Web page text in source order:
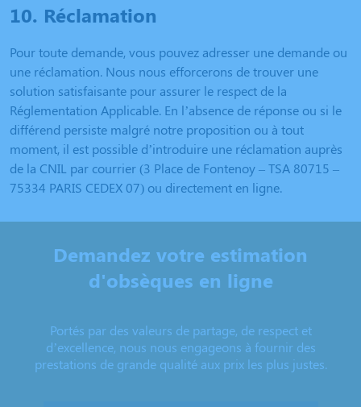
10. Réclamation
Pour toute demande, vous pouvez adresser une demande ou
une réclamation. Nous nous efforcerons de trouver une
solution satisfaisante pour assurer le respect de la
Réglementation Applicable. En l’absence de réponse ou si le
différend persiste malgré notre proposition ou à tout
moment, il est possible d’introduire une réclamation auprès
de la CNIL par courrier (3 Place de Fontenoy – TSA 80715 –
75334 PARIS CEDEX 07) ou directement en ligne.
Demandez votre estimation
d'obsèques en ligne
Portés par des valeurs de partage, de respect et
d’excellence, nous nous engageons à fournir des
prestations de grande qualité aux prix les plus justes.